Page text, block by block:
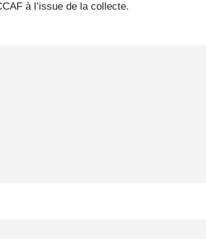
à l’issue de la collecte.